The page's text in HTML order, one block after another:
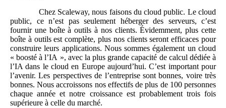
Chez Scaleway, nous faisons du cloud public. Le cloud
public, ce n’est pas seulement héberger des serveurs, c’est
fournir une boîte à outils à nos clients. Évidemment, plus cette
boîte à outils est complète, plus nos clients seront efficaces pour
construire leurs applications. Nous sommes également un cloud
« boosté à l’IA », avec la plus grande capacité de calcul dédiée à
l’IA dans le cloud en Europe aujourd’hui. C’est important pour
l’avenir. Les perspectives de l’entreprise sont bonnes, voire très
bonnes. Nous accroissons nos effectifs de plus de 100 personnes
chaque année et notre croissance est probablement trois fois
supérieure à celle du marché.